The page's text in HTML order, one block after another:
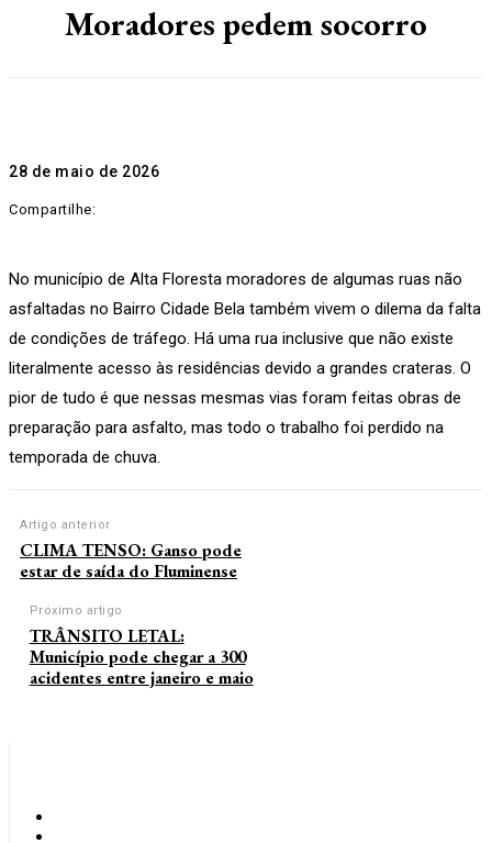
Moradores pedem socorro
28 de maio de 2026
Compartilhe:
No município de Alta Floresta moradores de algumas ruas não
asfaltadas no Bairro Cidade Bela também vivem o dilema da falta
de condições de tráfego. Há uma rua inclusive que não existe
literalmente acesso às residências devido a grandes crateras. O
pior de tudo é que nessas mesmas vias foram feitas obras de
preparação para asfalto, mas todo o trabalho foi perdido na
temporada de chuva.
Artigo anterior
CLIMA TENSO: Ganso pode
estar de saída do Fluminense
Próximo artigo
TRÂNSITO LETAL:
Município pode chegar a 300
acidentes entre janeiro e maio